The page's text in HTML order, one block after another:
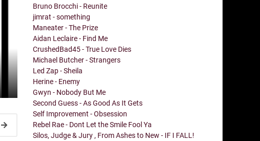
Bruno Brocchi - Reunite
jimrat - something
Maneater - The Prize
Aidan Leclaire - Find Me
CrushedBad45 - True Love Dies
Michael Butcher - Strangers
Led Zap - Sheila
Herine - Enemy
Gwyn - Nobody But Me
Second Guess - As Good As It Gets
Self Improvement - Obsession
Rebel Rae - Dont Let the Smile Fool Ya
Silos, Judge & Jury , From Ashes to New - IF I FALL!